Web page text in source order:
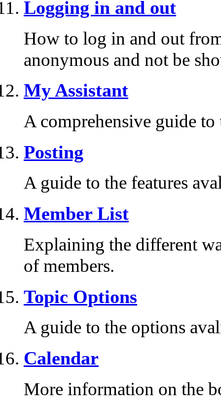
Logging in and out
How to log in and out
anonymous and not be
My Assistant
A comprehensive guide
Posting
A guide to the features
Member List
Explaining the different
of members.
Topic Options
A guide to the options
Calendar
More information on the